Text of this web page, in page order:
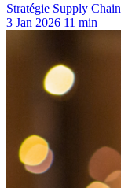
Stratégie Supply Chain
3 Jan 2026 11 min